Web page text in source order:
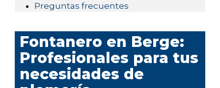
Preguntas frecuentes
Fontanero en Berge:
Profesionales para tus
necesidades de